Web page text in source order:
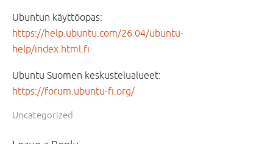
Ubuntun käyttöopas:
https://help.ubuntu.com/26.04/ubuntu-
help/index.html.fi
Ubuntu Suomen keskustelualueet:
https://forum.ubuntu-fi.org/
Uncategorized